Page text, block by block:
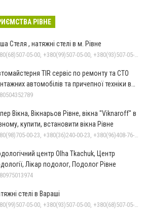
РІВНЕ
Стеля , натяжні стелі в м. Рівне
+380(68)507-05-00, +380(99)507-05-00, +380(93)507-05-00
TIR сервіс по ремонту та СТО
автомобілів та причепної техніки в
Вікна, Вікнарьов Рівне, вікна "Viknaroff" в
купити, встановити вікна Рівне
+380(98)705-00-23, +380(36)240-00-23, +380(96)408-76-50, +380(50)642-24-00
центр Olha Tkachuk, Центр
Лікар подолог, Подолог Рівне
стелі в Вараші
+380(99)507-05-00, +380(93)507-05-00, +380(68)507-05-00